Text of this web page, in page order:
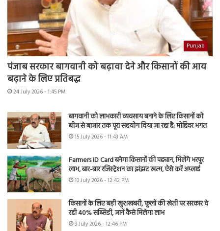
Punjab
पंजाब सरकार बागवानी को बढ़ावा देने और किसानों की आय
बढ़ाने के लिए प्रतिबद्ध
24 July 2026 - 1:45 PM
बागवानी को लाभकारी व्यवसाय बनाने के लिए किसानों को
बीज से बाजार तक पूरा सहयोग दिया जा रहा है: मोहिंदर भगत
15 July 2026 - 11:43 AM
Farmers ID Card बनेगा किसानों की पहचान, मिलेंगे भरपूर
लाभ, बार-बार रजिस्ट्रेशन का झंझट खत्म, ऐसे करें अप्लाई
10 July 2026 - 12:42 PM
किसानों के लिए बड़ी खुशखबरी, फूलों की खेती पर सरकार दे
रही 40% सब्सिडी, जानें कैसे मिलेगा लाभ
9 July 2026 - 12:46 PM